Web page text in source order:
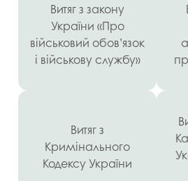
Витяг з закону
України «Про
військовий обов’язок
і військову службу»
Витяг з
Кримінального
Кодексу України